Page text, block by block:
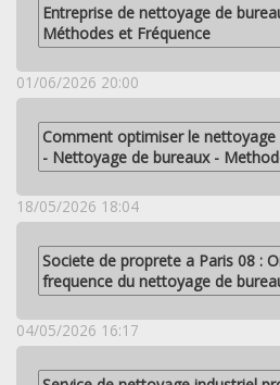
Entreprise de nettoyage de
Méthodes et Fréquence
01/06/2026 20:00
Comment optimiser le nettoyage
- Nettoyage de bureaux -
18/05/2026 18:04
Societe de proprete a Paris 08 :
frequence du nettoyage de
04/05/2026 16:17